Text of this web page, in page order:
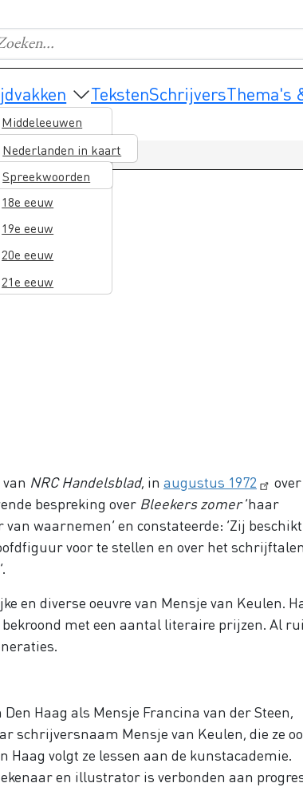
de woorden op waar je naar wilt zoeken.
navigation
Middeleeuwen
Nederlanden in kaart
16e eeuw
Spreekwoorden
17e eeuw
18e eeuw
19e eeuw
20e eeuw
21e eeuw
TekstenSchrijversThema's
NRC Handelsblad, in augustus 1972
bespreking over Bleekers zomer‘haar
waarnemen’ en constateerde: ‘Zij
voor te stellen en over het
en diverse oeuvre van Mensje van Keulen.
met een aantal literaire prijzen. Al
Haag als Mensje Francina van der Steen,
schrijversnaam Mensje van Keulen, die ze
Haag volgt ze lessen aan de kunstacademie.
en illustrator is verbonden aan